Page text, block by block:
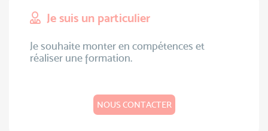
Je suis un particulier
Je souhaite monter en compétences et
réaliser une formation.
NOUS CONTACTER